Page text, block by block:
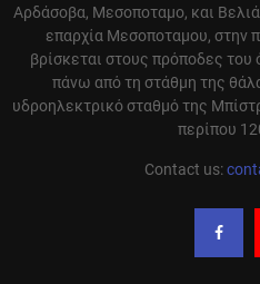
Αρδάσοβα, Μεσοποταμο, και
επαρχία Μεσοποταμου, στην
βρίσκεται στους πρόποδες
πάνω από τη στάθμη της
υδροηλεκτρικό σταθμό της
περίπου
Contact us: